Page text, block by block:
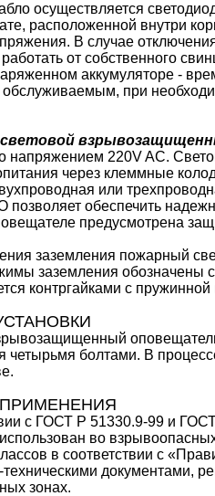
осуществляется
расположенной внутри
В случае
от собственного
аккумуляторе -
обслуживаемым, при
напряжением 220V AC.
через клеммные
или
позволяет обеспечить
предусмотрена
заземления пожарный
заземления обозначены
контргайками с
четырьмя болтами. В
с ГОСТ Р 51330.9-99 и
во
в соответствии с
документами,
зонах.